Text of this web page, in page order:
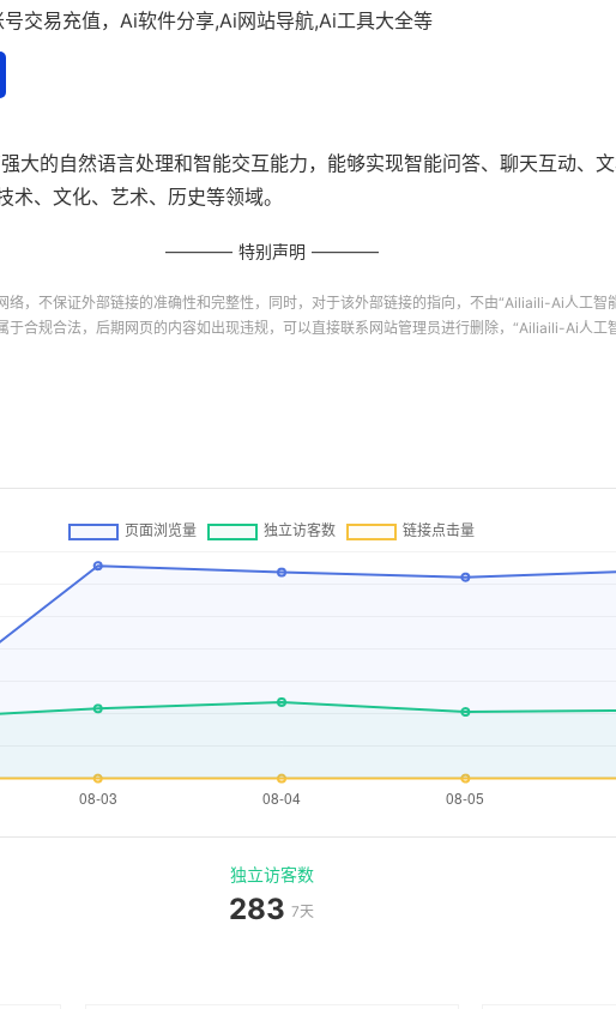
交易充值，Ai软件分享,Ai网站导航,Ai工具大全等
大的自然语言处理和智能交互能力，能够实现智能问答、聊天互动、
、文化、艺术、历史等领域。
特别声明
络，不保证外部链接的准确性和完整性，同时，对于该外部链接的指向，不由“Ailiaili-Ai人工智
于合规合法，后期网页的内容如出现违规，可以直接联系网站管理员进行删除，“Ailiaili-Ai人工
独立访客数
283 7天